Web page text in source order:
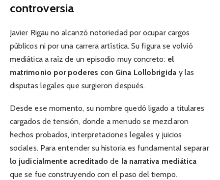
controversia
Javier Rigau no alcanzó notoriedad por ocupar cargos
públicos ni por una carrera artística. Su figura se volvió
mediática a raíz de un episodio muy concreto: el
matrimonio por poderes con Gina Lollobrigida y las
disputas legales que surgieron después.
Desde ese momento, su nombre quedó ligado a titulares
cargados de tensión, donde a menudo se mezclaron
hechos probados, interpretaciones legales y juicios
sociales. Para entender su historia es fundamental separar
lo judicialmente acreditado de la narrativa mediática
que se fue construyendo con el paso del tiempo.